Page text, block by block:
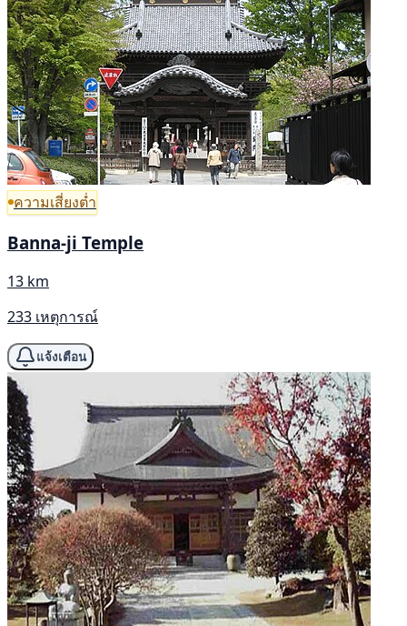
ความเสี่ยงต่ำ
Banna-ji Temple
13 km
233 เหตุการณ์
แจ้งเตือน